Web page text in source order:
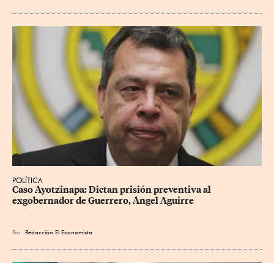
POLÍTICA
Caso Ayotzinapa: Dictan prisión preventiva al
exgobernador de Guerrero, Ángel Aguirre
Por Redacción El Economista